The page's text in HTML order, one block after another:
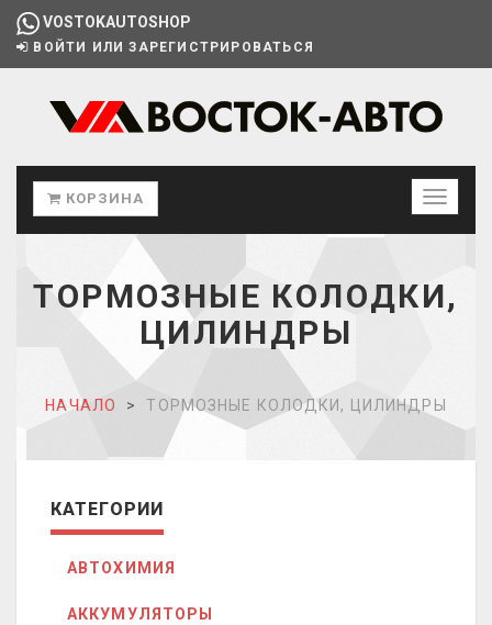
VOSTOKAUTOSHOP
ВОЙТИ ИЛИ ЗАРЕГИСТРИРОВАТЬСЯ
КОРЗИНА
ТОРМОЗНЫЕ КОЛОДКИ,
ЦИЛИНДРЫ
НАЧАЛО ТОРМОЗНЫЕ КОЛОДКИ, ЦИЛИНДРЫ
КАТЕГОРИИ
АВТОХИМИЯ
АККУМУЛЯТОРЫ